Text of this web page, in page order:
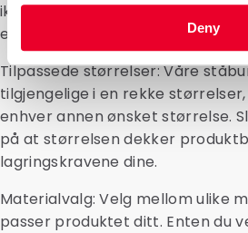
Deny
ikke bare
emballasje for kundene dine.
Tilpassede størrelser: Våre
tilgjengelige i en rekke
enhver annen ønsket størrelse.
på at størrelsen dekker
lagringskravene dine.
Materialvalg: Velg mellom ulike
passer produktet ditt. Enten du